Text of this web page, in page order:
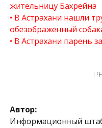
жительницу Бахрейна
В Астрахани нашли
обезображенный
В Астрахани парень
Автор:
Информационный